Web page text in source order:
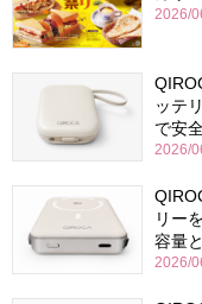
2026/
ッテ
で安
2026/
リー
容量
2026/